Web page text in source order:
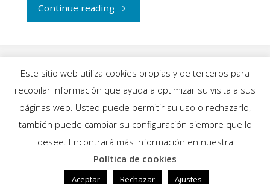
Continue reading"Vibralta:
mexicano
las
vibras
Funciona conFluida&WordPress.
Este sitio web utiliza cookies propias y de terceros para
recopilar información que ayuda a optimizar su visita a sus
páginas web. Usted puede permitir su uso o rechazarlo,
también puede cambiar su configuración siempre que lo
desee. Encontrará más información en nuestra
Política de cookies
Aceptar Rechazar Ajustes